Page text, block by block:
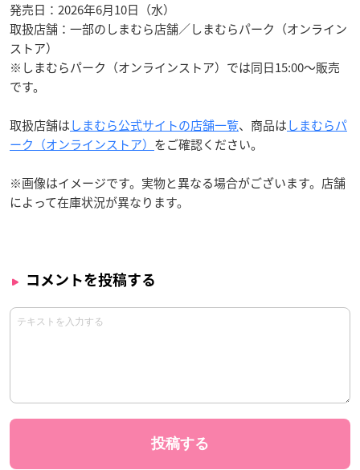
発売日：2026年6月10日（水）
取扱店舗：一部のしまむら店舗／しまむらパーク（オンライン
ストア）
※しまむらパーク（オンラインストア）では同日15:00〜販売
です。
取扱店舗はしまむら公式サイトの店舗一覧、商品はしまむらパ
ーク（オンラインストア） をご確認ください。
※画像はイメージです。実物と異なる場合がございます。店舗
によって在庫状況が異なります。
コメントを投稿する